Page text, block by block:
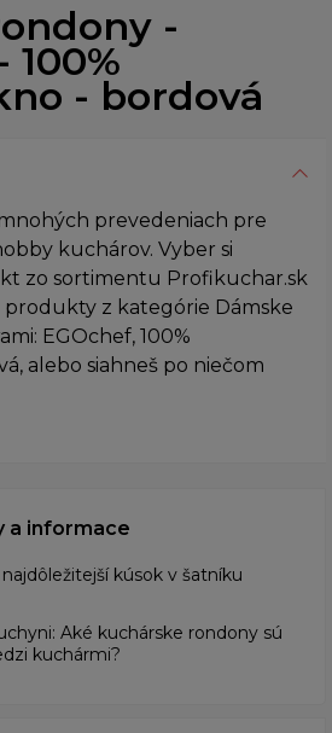
-
100%
- bordová
prevedeniach pre
kuchárov. Vyber si
zo sortimentu Profikuchar.sk
produkty z kategórie Dámske
EGOchef, 100%
alebo siahneš po niečom
a informace
kúsok v šatníku
Aké kuchárske rondony sú
kuchármi?